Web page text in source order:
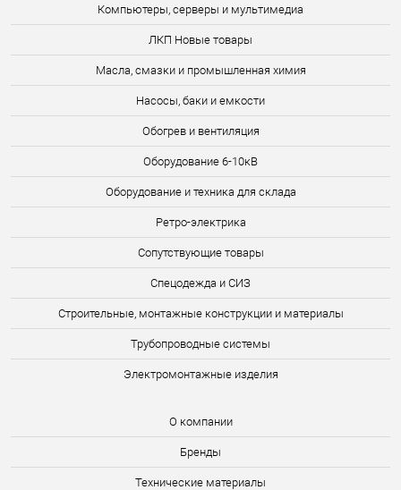
Компьютеры, серверы и мультимедиа
ЛКП Новые товары
Масла, смазки и промышленная химия
Насосы, баки и емкости
Обогрев и вентиляция
Оборудование 6-10кВ
Оборудование и техника для склада
Ретро-электрика
Сопутствующие товары
Спецодежда и СИЗ
Строительные, монтажные конструкции и материалы
Трубопроводные системы
Электромонтажные изделия
О компании
Бренды
Технические материалы